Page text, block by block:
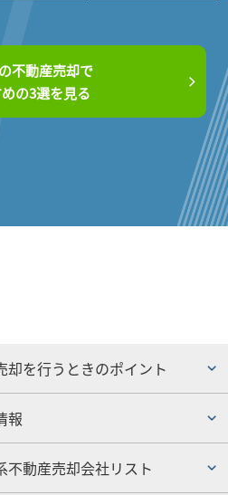
不動産売却で
の3選を見る
却を行うときのポイント
報
不動産売却会社リスト